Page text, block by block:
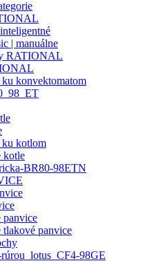
| manuálne
RATIONAL
ku konvektomatom
ku kotlom
kotle
panvice